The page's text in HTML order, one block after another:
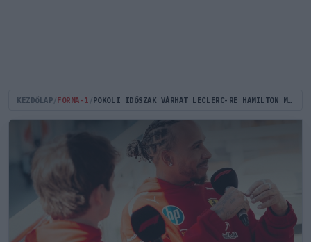
KEZDŐLAP FORMA-1 POKOLI IDŐSZAK VÁRHAT LECLERC-RE HAMILTON MIATT A FERRARINÁL